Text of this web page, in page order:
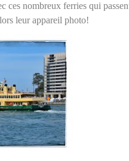
ces nombreux ferries qui
leur appareil photo!